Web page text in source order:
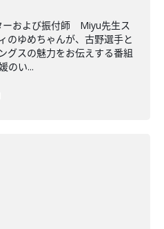
ーおよび振付師 Miyu先生ス
のゆめちゃんが、古野選手と
グスの魅力をお伝えする番組
い...